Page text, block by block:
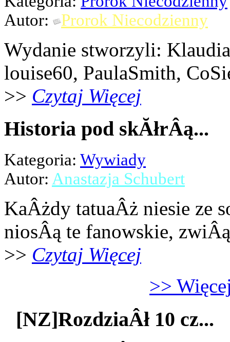
Autor:
Prorok Niecodzienny
Wydanie stworzyli:
louise60, PaulaSmith,
>> Czytaj Więcej
Historia pod skĂłrÂą...
Kategoria: Wywiady
Autor: Anastazja Schubert
KaÂżdy tatuaÂż niesie ze
niosÂą te fanowskie,
>> Czytaj Więcej
>>
[NZ]RozdziaÂł 10 cz...